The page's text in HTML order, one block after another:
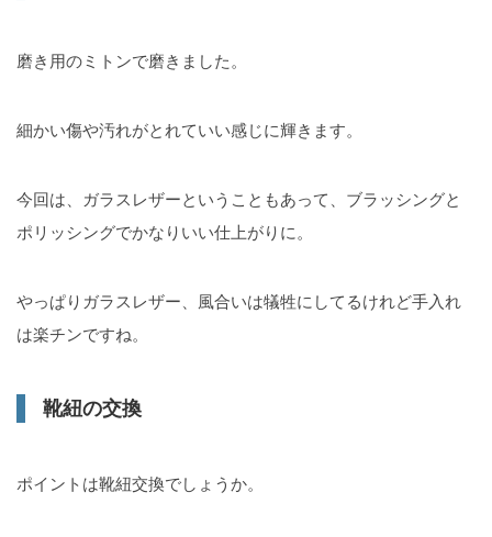
磨き用のミトンで磨きました。
細かい傷や汚れがとれていい感じに輝きます。
今回は、ガラスレザーということもあって、ブラッシングと
ポリッシングでかなりいい仕上がりに。
やっぱりガラスレザー、風合いは犠牲にしてるけれど手入れ
は楽チンですね。
靴紐の交換
ポイントは靴紐交換でしょうか。